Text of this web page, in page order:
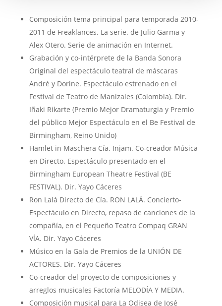
Composición tema principal para temporada 2010-
2011 de Freaklances. La serie. de Julio Garma y
Alex Otero. Serie de animación en Internet.
Grabación y co-intérprete de la Banda Sonora
Original del espectáculo teatral de máscaras
André y Dorine. Espectáculo estrenado en el
Festival de Teatro de Manizales (Colombia). Dir.
Iñaki Rikarte (Premio Mejor Dramaturgia y Premio
del público Mejor Espectáculo en el Be Festival de
Birmingham, Reino Unido)
Hamlet in Maschera Cía. Injam. Co-creador Música
en Directo. Espectáculo presentado en el
Birmingham European Theatre Festival (BE
FESTIVAL). Dir. Yayo Cáceres
Ron Lalá Directo de Cía. RON LALÁ. Concierto-
Espectáculo en Directo, repaso de canciones de la
compañía, en el Pequeño Teatro Compaq GRAN
VÍA. Dir. Yayo Cáceres
Músico en la Gala de Premios de la UNIÓN DE
ACTORES. Dir. Yayo Cáceres
Co-creador del proyecto de composiciones y
arreglos musicales Factoría MELODÍA Y MEDIA.
Composición musical para La Odisea de José